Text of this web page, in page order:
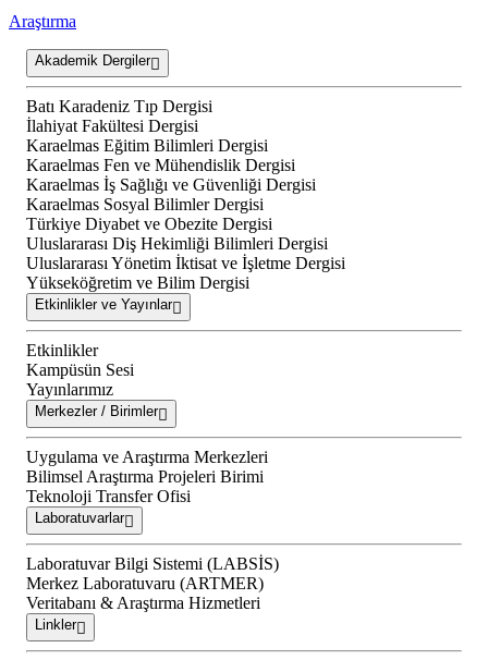
Araştırma
Akademik Dergiler
Batı Karadeniz Tıp Dergisi
İlahiyat Fakültesi Dergisi
Karaelmas Eğitim Bilimleri Dergisi
Karaelmas Fen ve Mühendislik Dergisi
Karaelmas İş Sağlığı ve Güvenliği Dergisi
Karaelmas Sosyal Bilimler Dergisi
Türkiye Diyabet ve Obezite Dergisi
Uluslararası Diş Hekimliği Bilimleri Dergisi
Uluslararası Yönetim İktisat ve İşletme Dergisi
Yükseköğretim ve Bilim Dergisi
Etkinlikler ve Yayınlar
Etkinlikler
Kampüsün Sesi
Yayınlarımız
Merkezler / Birimler
Uygulama ve Araştırma Merkezleri
Bilimsel Araştırma Projeleri Birimi
Teknoloji Transfer Ofisi
Laboratuvarlar
Laboratuvar Bilgi Sistemi (LABSİS)
Merkez Laboratuvaru (ARTMER)
Veritabanı & Araştırma Hizmetleri
Linkler